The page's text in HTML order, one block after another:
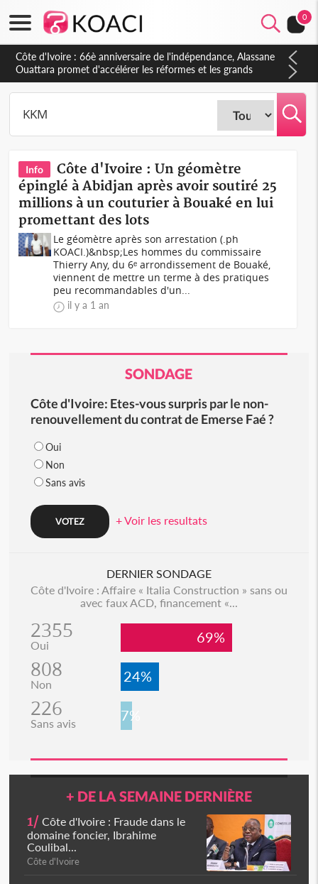
0
Côte d'Ivoire : 66è anniversaire de l'indépendance, Alassane
Ouattara promet d'accélérer les réformes et les grands
investissements pour une nation plus forte et plus prospère
Info
Côte d'Ivoire : Un géomètre
épinglé à Abidjan après avoir soutiré 25
millions à un couturier à Bouaké en lui
promettant des lots
Le géomètre après son arrestation (.ph
KOACI.)&nbsp;Les hommes du commissaire
Thierry Any, du 6ᵉ arrondissement de Bouaké,
viennent de mettre un terme à des pratiques
peu recommandables d'un...
il y a 1 an
SONDAGE
Côte d'Ivoire: Etes-vous surpris par le non-
renouvellement du contrat de Emerse Faé ?
Oui
Non
Sans avis
+ Voir les resultats
DERNIER SONDAGE
Côte d'Ivoire : Affaire « Italia Construction » sans ou
avec faux ACD, financement «...
2355
Oui 69%
808
Non 24%
226
Sans avis 7%
+ DE LA SEMAINE DERNIÈRE
1/ Côte d'Ivoire : Fraude dans le
domaine foncier, Ibrahime
Coulibal...
Côte d'Ivoire